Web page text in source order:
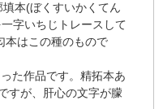
本(ぼくすいかくてん
字いちじトレースして
本はこの種のもので
た作品です。精拓本あ
すが、肝心の文字が朦